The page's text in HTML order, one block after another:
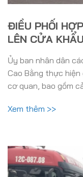
ĐIỀU PHỐI
LÊN CỬA
Ủy ban nhân dân
Cao Bằng thực
cơ quan, bao gồm
Xem thêm >>